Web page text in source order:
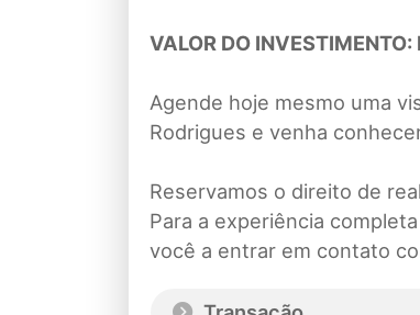
VALOR DO
Agende hoje mesmo uma
Rodrigues e venha
Reservamos o direito de
Para a experiência
você a entrar em contato